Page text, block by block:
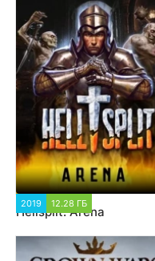
2019 12.28 ГБ
Hellsplit: Arena